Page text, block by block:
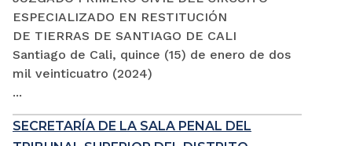
ESPECIALIZADO EN RESTITUCIÓN
DE TIERRAS DE SANTIAGO DE CALI
Santiago de Cali, quince (15) de enero de dos
mil veinticuatro (2024)
...
SECRETARÍA DE LA SALA PENAL DEL